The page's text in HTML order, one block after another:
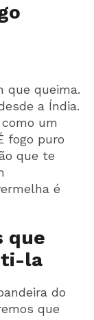
que queima.
a Índia.
um
fogo puro
que te
é
que
la
do
que